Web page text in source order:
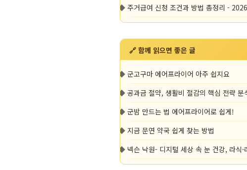
◆ 주거급여 신청 조건과 방법 총정리 -
🔗 함께 읽으면 좋은 글
◆ 군고구마 에어프라이어 아주 쉽지요
◆ 공과금 절약, 생활비 절감의 핵심 전략 분
◆ 군밤 만드는 법 에어프라이어로 쉽게!
◆ 지금 문연 약국 쉽게 찾는 방법
◆ 넥슨 낙원- 디지털 세상 속 눈 건강, 라식·